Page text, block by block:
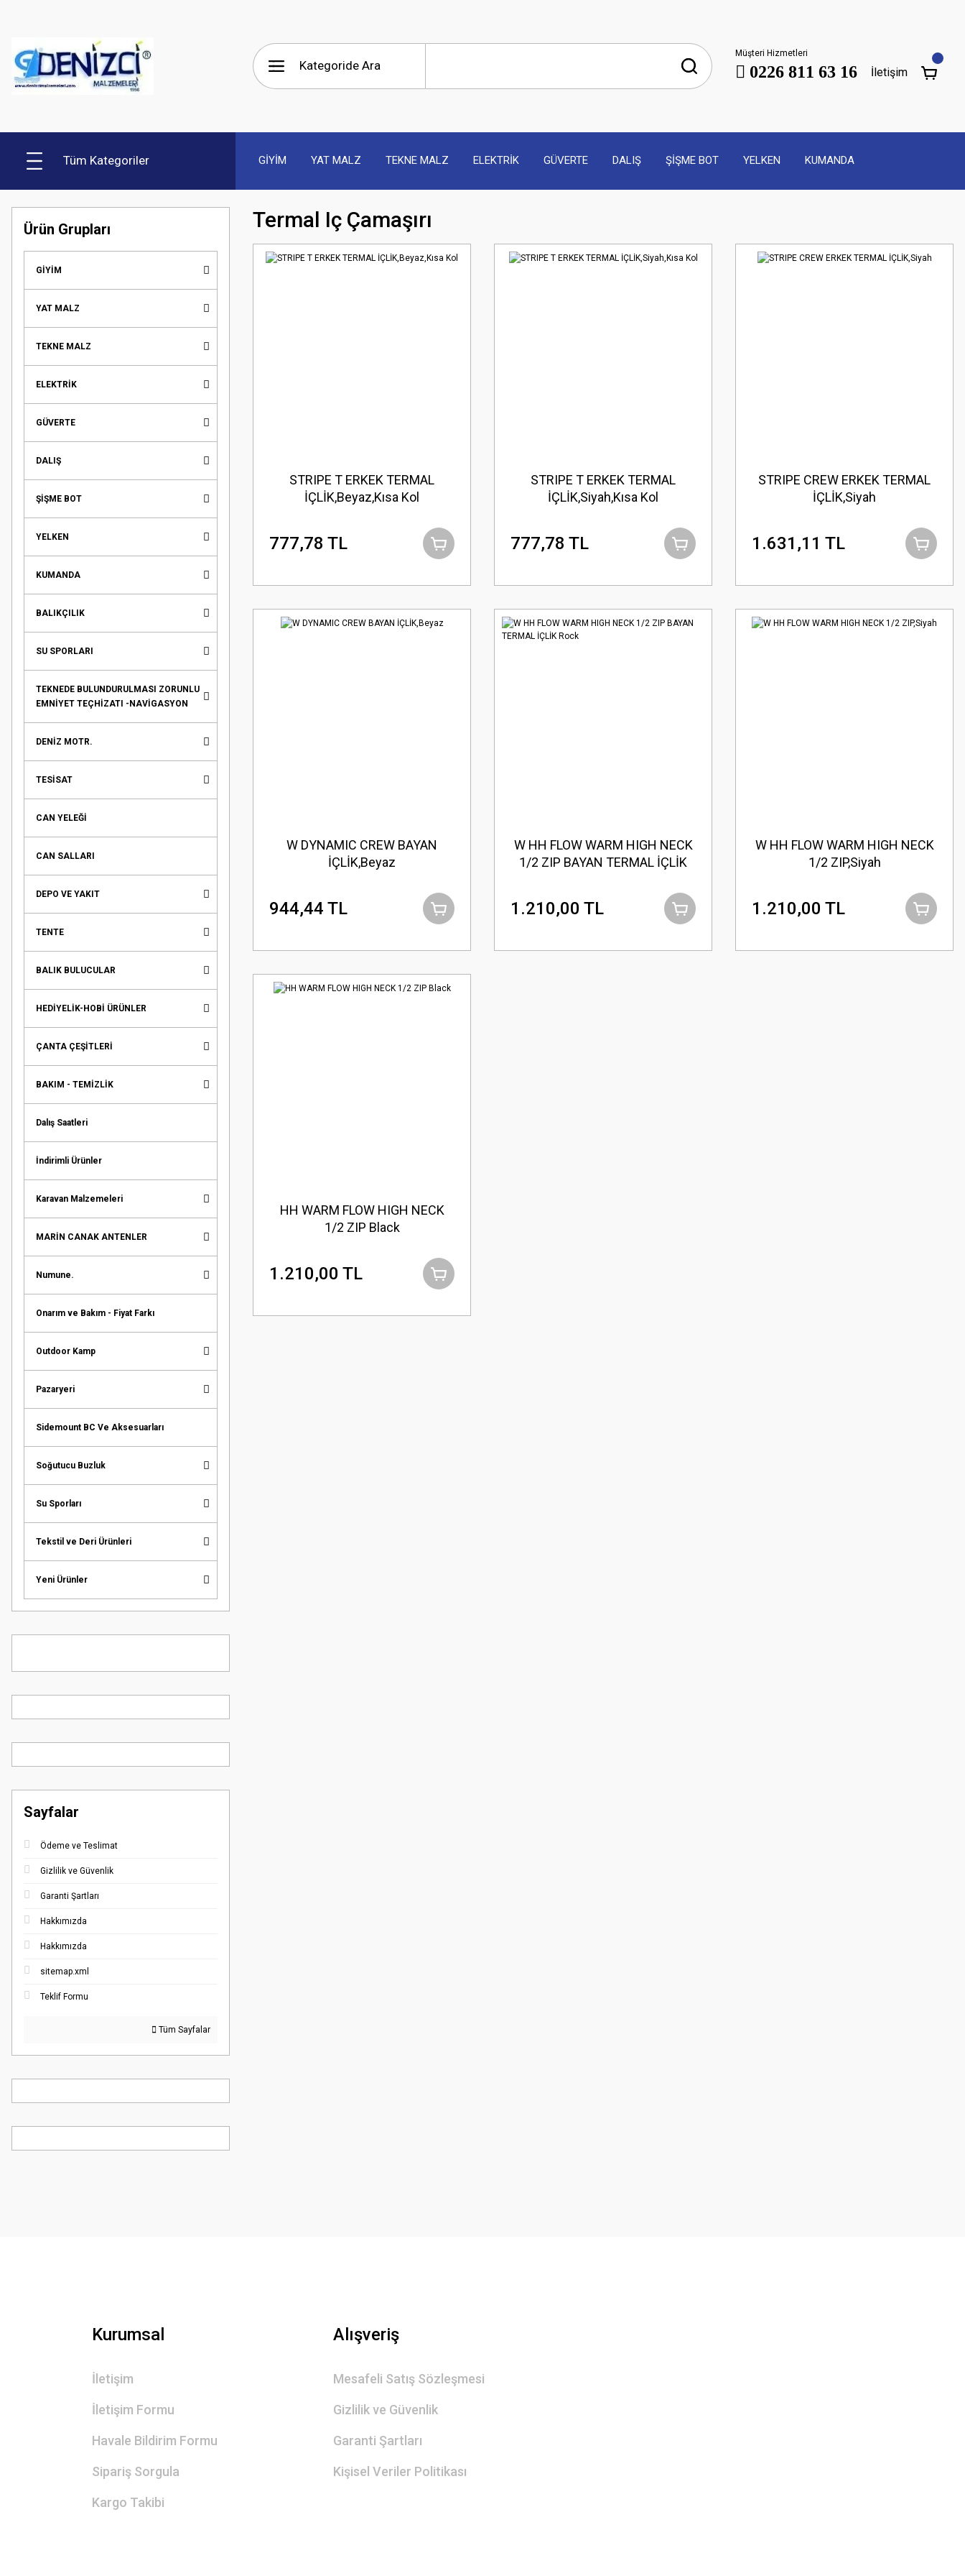
Müşteri Hizmetleri
0226 811 63 16 İletişim
Tüm Kategoriler GİYİM YAT MALZ TEKNE MALZ ELEKTRİK GÜVERTE DALIŞ ŞİŞME BOT YELKEN KUMANDA
Ürün Grupları
GİYİM
YAT MALZ
TEKNE MALZ
ELEKTRİK
GÜVERTE
DALIŞ
ŞİŞME BOT
YELKEN
KUMANDA
BALIKÇILIK
SU SPORLARI
TEKNEDE BULUNDURULMASI ZORUNLU
EMNİYET TEÇHİZATI -NAVİGASYON
DENİZ MOTR.
TESİSAT
CAN YELEĞİ
CAN SALLARI
DEPO VE YAKIT
TENTE
BALIK BULUCULAR
HEDİYELİK-HOBİ ÜRÜNLER
ÇANTA ÇEŞİTLERİ
BAKIM - TEMİZLİK
Dalış Saatleri
İndirimli Ürünler
Karavan Malzemeleri
MARİN CANAK ANTENLER
Numune.
Onarım ve Bakım - Fiyat Farkı
Outdoor Kamp
Pazaryeri
Sidemount BC Ve Aksesuarları
Soğutucu Buzluk
Su Sporları
Tekstil ve Deri Ürünleri
Yeni Ürünler
Sayfalar
Ödeme ve Teslimat
Gizlilik ve Güvenlik
Garanti Şartları
Hakkımızda
Hakkımızda
sitemap.xml
Teklif Formu
Tüm Sayfalar
Termal Iç Çamaşırı
STRIPE T ERKEK TERMAL
İÇLİK,Beyaz,Kısa Kol
777,78 TL
STRIPE T ERKEK TERMAL
İÇLİK,Siyah,Kısa Kol
777,78 TL
STRIPE CREW ERKEK TERMAL
İÇLİK,Siyah
1.631,11 TL
W DYNAMIC CREW BAYAN
İÇLİK,Beyaz
944,44 TL
W HH FLOW WARM HIGH NECK
1/2 ZIP BAYAN TERMAL İÇLİK
1.210,00 TL
W HH FLOW WARM HIGH NECK
1/2 ZIP,Siyah
1.210,00 TL
HH WARM FLOW HIGH NECK
1/2 ZIP Black
1.210,00 TL
Kurumsal
İletişim
İletişim Formu
Havale Bildirim Formu
Sipariş Sorgula
Kargo Takibi
Alışveriş
Mesafeli Satış Sözleşmesi
Gizlilik ve Güvenlik
Garanti Şartları
Kişisel Veriler Politikası